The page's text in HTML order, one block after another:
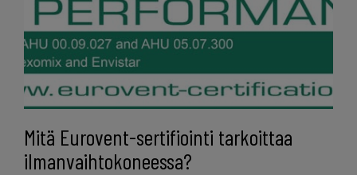
Mitä Eurovent-sertifiointi tarkoittaa
ilmanvaihtokoneessa?